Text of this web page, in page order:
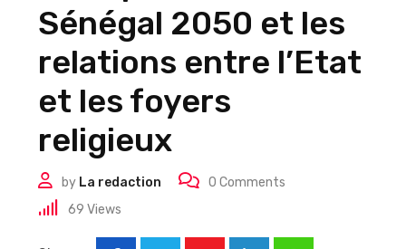
Sénégal 2050 et les
relations entre l’Etat
et les foyers
religieux
by La redaction 0 Comments
69 Views